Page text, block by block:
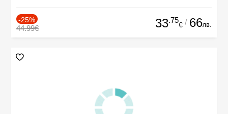
-25%
44.99€ 33.75
€ / 66лв.